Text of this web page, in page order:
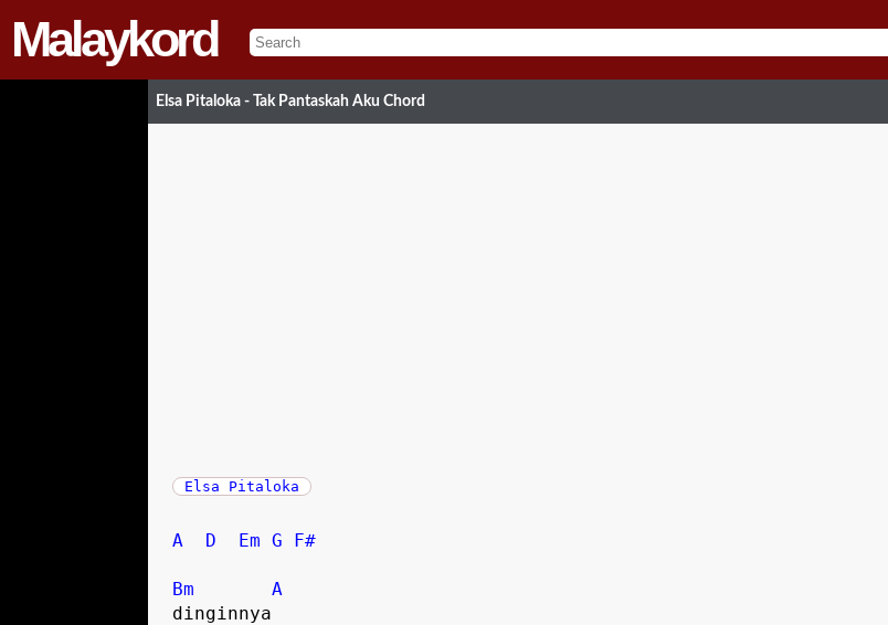
Malaykord
Elsa Pitaloka - Tak Pantaskah Aku Chord
Elsa Pitaloka
A D Em G F#
Bm
A
dinginnya